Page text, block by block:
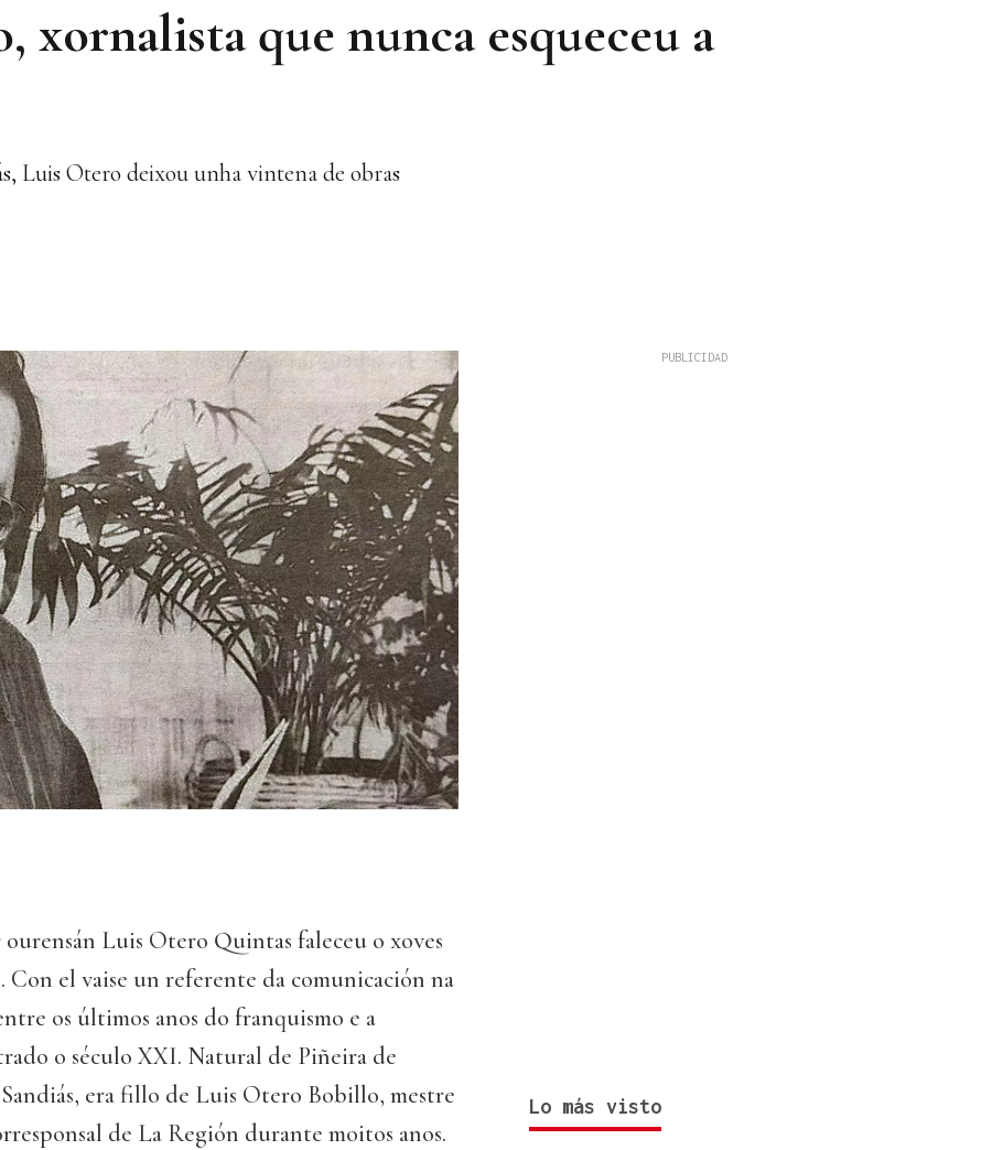
xornalista que nunca esqueceu a
Luis Otero deixou unha vintena de obras
Luis Otero Quintas faleceu o xoves
Con el vaise un referente da comunicación na
os últimos anos do franquismo e a
o século XXI. Natural de Piñeira de
era fillo de Luis Otero Bobillo, mestre
de La Región durante moitos anos.
Lo más visto